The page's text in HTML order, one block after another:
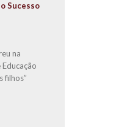
Sucesso
na
filhos”